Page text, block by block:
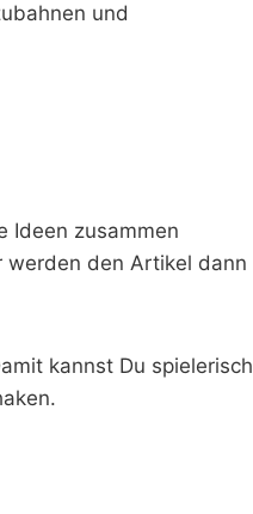
und
Ideen zusammen
werden den Artikel dann
kannst Du spielerisch